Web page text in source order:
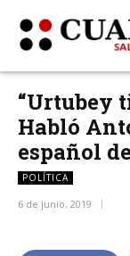
“Urtubey
Habló
español
POLÍTICA
6 de junio, 2019